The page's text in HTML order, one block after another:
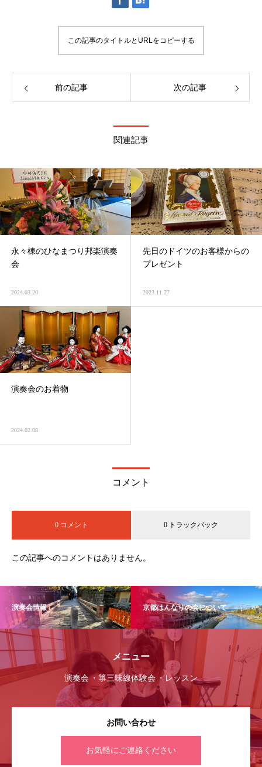
この記事のタイトルとURLをコピーする
前の記事 次の記事
関連記事
永々棟のひなまつり邦楽演奏
会
2024.03.20
先日のドイツのお客様からの
プレゼント
2023.11.27
演奏会のお着物
2024.02.08
コメント
0 コメント 0 トラックバック
この記事へのコメントはありません。
演奏会情報 京都はんなりの会について
メニュー
演奏会 箏三味線体験会 レッスン
お問い合わせ
お気軽にご連絡ください